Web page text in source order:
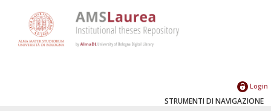
Login
STRUMENTI DI NAVIGAZIONE